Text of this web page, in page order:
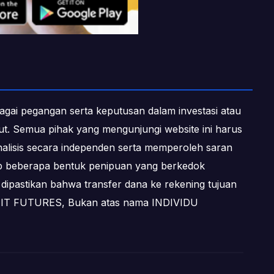
pegangan serta keputusan dalam investasi atau
Semua pihak yang mengunjungi website ini harus
secara independen serta memperoleh saran
beberapa bentuk penipuan yang berkedok
bahwa transfer dana ke rekening tujuan
FUTURES, Bukan atas nama INDIVIDU